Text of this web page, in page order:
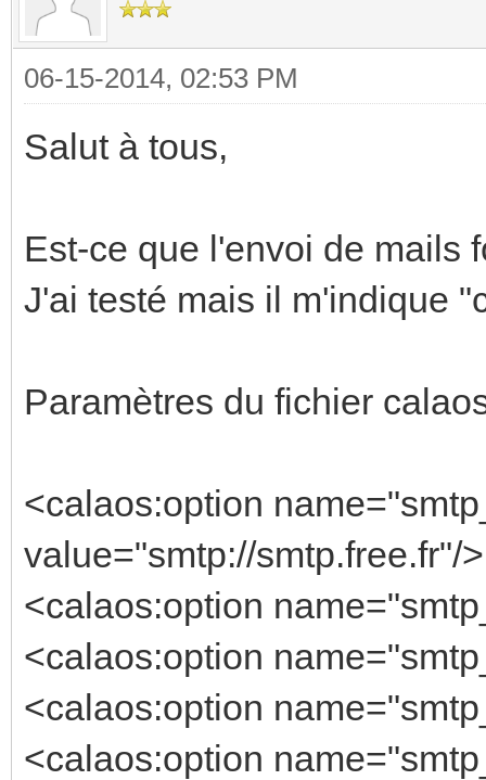
06-15-2014, 02:53 PM
Salut à tous,
Est-ce que l'envoi de mails
J'ai testé mais il m'indique
Paramètres du fichier
<calaos:option
value="smtp://smtp.free.fr"/>
<calaos:option
<calaos:option
<calaos:option
<calaos:option